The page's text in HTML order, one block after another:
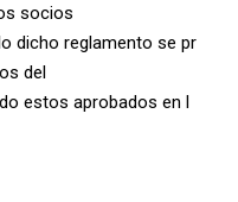
socios
dicho reglamento se pr
del
estos aprobados en l